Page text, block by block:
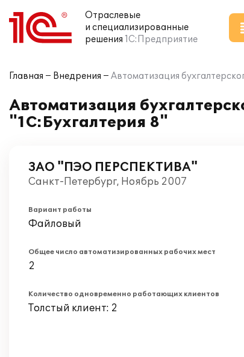
Отраслевые
и специализированные
решения 1С:Предприятие
Главная Внедрения Автоматизация
Автоматизация
"1С:Бухгалтерия 8"
ЗАО "ПЭО ПЕРСПЕКТИВА"
Санкт-Петербург, Ноябрь 2007
Вариант работы
Файловый
Общее число автоматизированных рабочих мест
2
Количество одновременно работающих клиентов
Толстый клиент: 2